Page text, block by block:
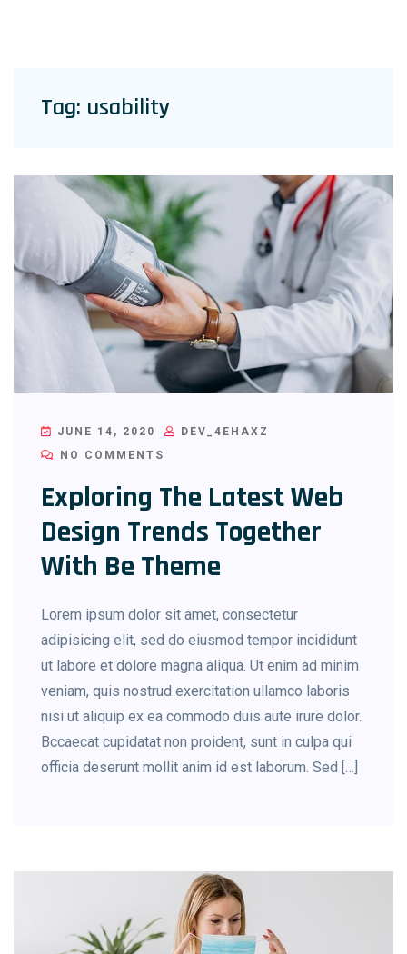
Tag: usability
JUNE 14, 2020
DEV_4EHAXZ
NO COMMENTS
Exploring The Latest Web
Design Trends Together
With Be Theme
Lorem ipsum dolor sit amet, consectetur
adipisicing elit, sed do eiusmod tempor incididunt
ut labore et dolore magna aliqua. Ut enim ad minim
veniam, quis nostrud exercitation ullamco laboris
nisi ut aliquip ex ea commodo duis aute irure dolor.
Bccaecat cupidatat non proident, sunt in culpa qui
officia deserunt mollit anim id est laborum. Sed […]